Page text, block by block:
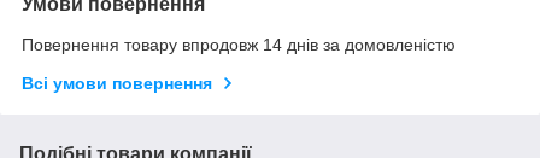
Умови повернення
Повернення товару впродовж 14 днів за домовленістю
Всі умови повернення